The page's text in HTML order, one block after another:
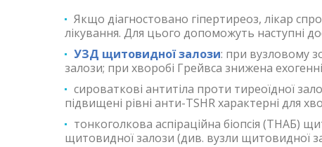
Якщо діагностовано гіпертиреоз, лікар
лікування. Для цього допоможуть наступні
УЗД щитовидної залози: при вузловому
залози; при хворобі Грейвса знижена
сироваткові антитіла проти тиреоїдної
підвищені рівні анти-TSHR характерні для
тонкоголкова аспіраційна біопсія (ТНАБ)
щитовидної залози (див. вузли щитовидної